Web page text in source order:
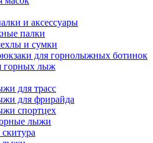
и аксессуары
палки
и сумки
для горнолыжных ботинок
горных лыж
для трасс
для фрирайда
спортцех
лыжи